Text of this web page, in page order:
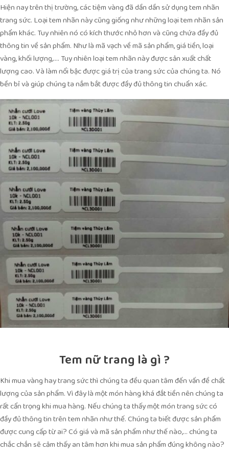
Hiện nay trên thị trường, các tiệm vàng đã dần dần sử dụng tem nhãn
trang sức. Loại tem nhãn này cũng giống như những loại tem nhãn sản
phẩm khác. Tuy nhiên nó có kích thước nhỏ hơn và cũng chứa đầy đủ
thông tin về sản phẩm. Như là mã vạch về mã sản phẩm, giá tiền, loại
vàng, khối lượng,…. Tuy nhiên loại tem nhãn này được sản xuất chất
lượng cao. Và làm nổi bậc được giá trị của trang sức của chúng ta. Nó
bền bỉ và giúp chúng ta nắm bắt được đầy đủ thông tin chuẩn xác.
Tem nữ trang là gì ?
Khi mua vàng hay trang sức thì chúng ta đều quan tâm đến vấn đề chất
lượng của sản phẩm. Vì đây là một món hàng khá đắt tiền nên chúng ta
rất cẩn trọng khi mua hàng. Nếu chúng ta thấy một món trang sức có
đầy đủ thông tin trên tem nhãn như thế. Chúng ta biết được sản phẩm
được cung cấp từ ai? Có giá và mã sản phẩm như thế nào,… chúng ta
chắc chắn sẽ cảm thấy an tâm hơn khi mua sản phẩm đúng không nào?